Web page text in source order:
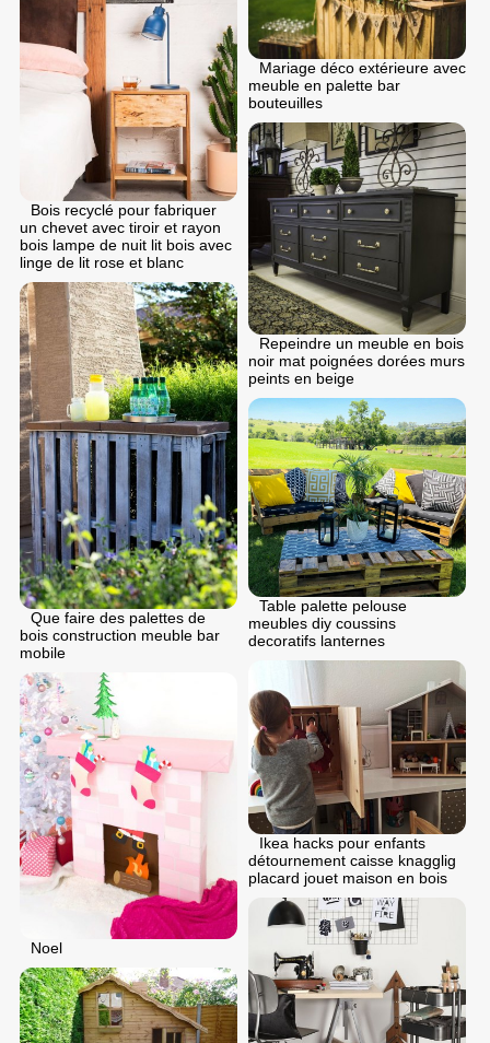
Bois recyclé pour fabriquer
un chevet avec tiroir et rayon
bois lampe de nuit lit bois avec
linge de lit rose et blanc
Mariage déco extérieure avec
meuble en palette bar
bouteuilles
Repeindre un meuble en bois
noir mat poignées dorées murs
peints en beige
Que faire des palettes de
bois construction meuble bar
mobile
Table palette pelouse
meubles diy coussins
decoratifs lanternes
Ikea hacks pour enfants
détournement caisse knagglig
placard jouet maison en bois
Noel